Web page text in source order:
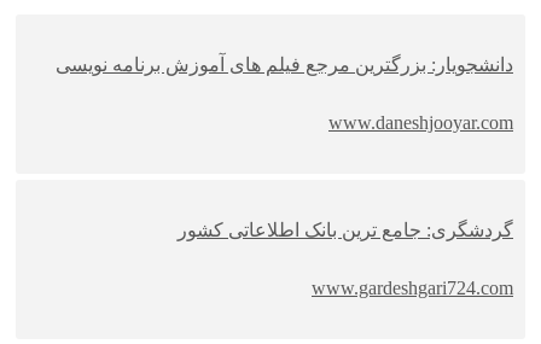
دانشجویار: بزرگترین مرجع فیلم های آموزش برنامه نویسی
www.daneshjooyar.com
گردشگری: جامع ترین بانک اطلاعاتی کشور
www.gardeshgari724.com